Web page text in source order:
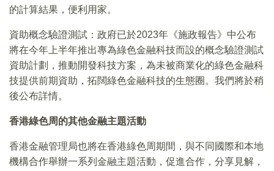
的計算結果，便利用家。
資助概念驗證測試：政府已於2023年《施政報告》中公布
將在今年上半年推出專為綠色金融科技而設的概念驗證測試
資助計劃，推動開發科技方案，為未被商業化的綠色金融科
技提供前期資助，拓闊綠色金融科技的生態圈。我們將於稍
後公布詳情。
香港綠色周的其他金融主題活動
香港金融管理局也將在香港綠色周期間，與不同國際和本地
機構合作舉辦一系列金融主題活動，促進合作，分享見解，